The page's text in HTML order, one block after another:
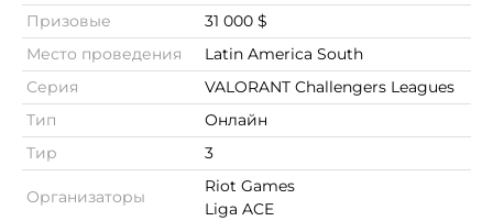
Призовые
31 000 $
Место проведения
Latin America South
Серия
VALORANT Challengers Leagues
Тип
Онлайн
Тир
3
Организаторы
Riot Games
Liga ACE